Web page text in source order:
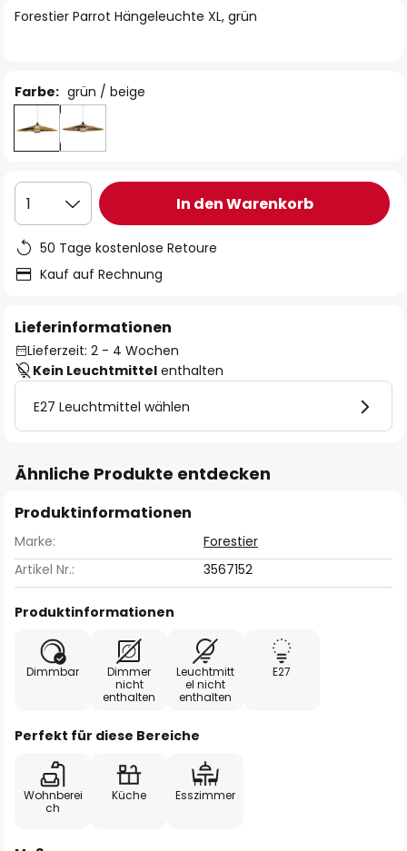
springen
Forestier Parrot Hängeleuchte XL, grün
Farbe: grün / beige
1 In den Warenkorb
50 Tage kostenlose Retoure
Kauf auf Rechnung
Lieferinformationen
Lieferzeit: 2 - 4 Wochen
Kein Leuchtmittel enthalten
E27 Leuchtmittel wählen
Ähnliche Produkte entdecken
Produktinformationen
Marke:
Forestier
Artikel Nr.:
3567152
Produktinformationen
Dimmbar
Dimmer
nicht
enthalten
Leuchtmitt
el nicht
enthalten
E27
Perfekt für diese Bereiche
Wohnberei
ch
Küche Esszimmer